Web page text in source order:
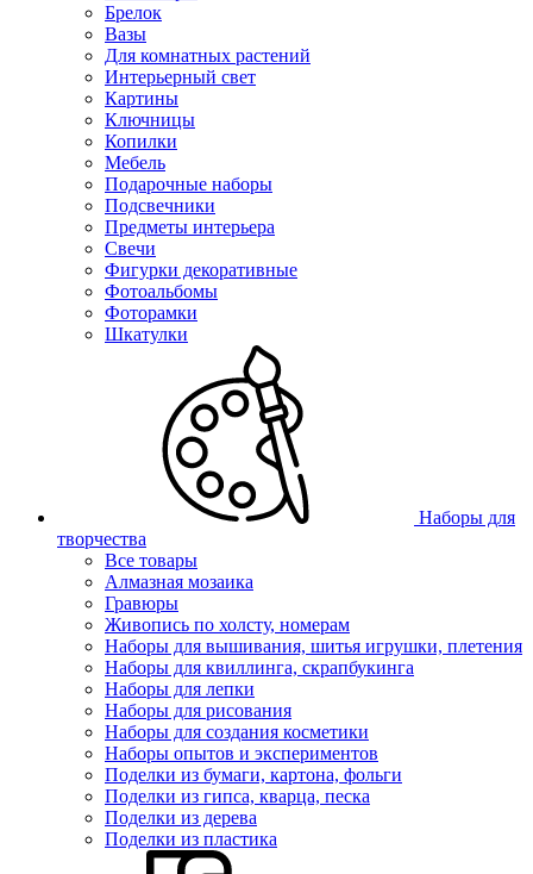
Брелок
Вазы
Для комнатных растений
Интерьерный свет
Картины
Ключницы
Копилки
Мебель
Подарочные наборы
Подсвечники
Предметы интерьера
Свечи
Фигурки декоративные
Фотоальбомы
Фоторамки
Шкатулки
Наборы для
творчества
Все товары
Алмазная мозаика
Гравюры
Живопись по холсту, номерам
Наборы для вышивания, шитья игрушки, плетения
Наборы для квиллинга, скрапбукинга
Наборы для лепки
Наборы для рисования
Наборы для создания косметики
Наборы опытов и экспериментов
Поделки из бумаги, картона, фольги
Поделки из гипса, кварца, песка
Поделки из дерева
Поделки из пластика